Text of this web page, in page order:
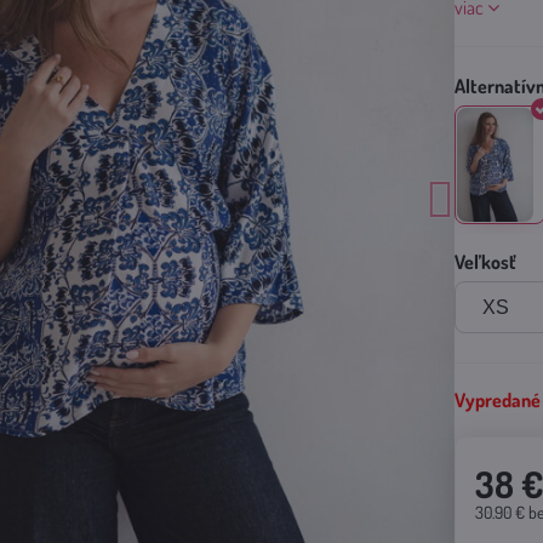
viac
Veľkosť
Vypredané
38
30.90 €